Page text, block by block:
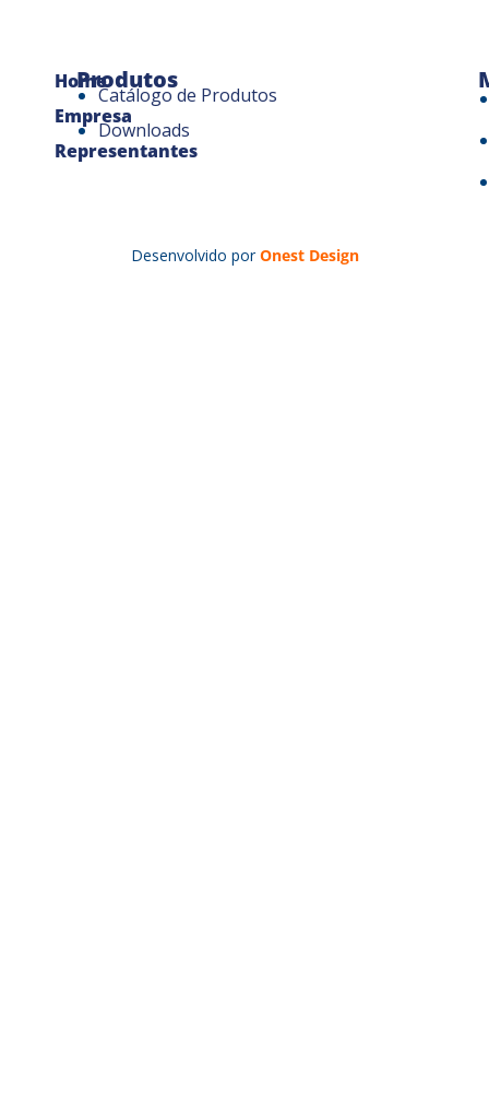
Home
Empresa
Representantes
Produtos
Catálogo de Produtos
Downloads
Desenvolvido por Onest Design